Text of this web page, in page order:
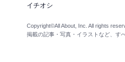
イチオシ
Copyright©All About, Inc. All rights
掲載の記事・写真・イラストなど、す